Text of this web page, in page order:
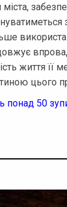
життя її
цього
понад 50